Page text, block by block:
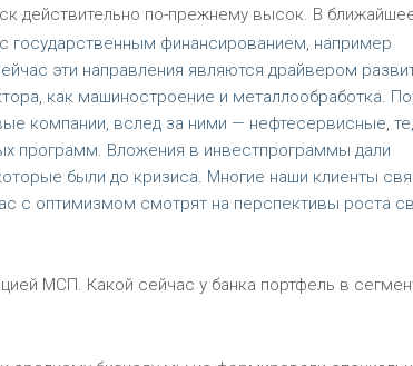
действительно по-прежнему высок. В
государственным финансированием, например
эти направления являются драйвером
как машиностроение и металлообработка.
компании, вслед за ними — нефтесервисные, те,
программ. Вложения в инвестпрограммы дали
были до кризиса. Многие наши клиенты
с оптимизмом смотрят на перспективы роста
МСП. Какой сейчас у банка портфель в